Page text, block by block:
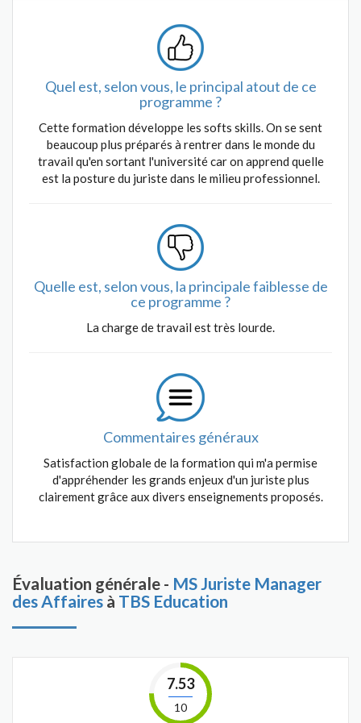
Quel est, selon vous, le principal atout de ce
programme ?
Cette formation développe les softs skills. On se sent
beaucoup plus préparés à rentrer dans le monde du
travail qu'en sortant l'université car on apprend quelle
est la posture du juriste dans le milieu professionnel.
Quelle est, selon vous, la principale faiblesse de
ce programme ?
La charge de travail est très lourde.
Commentaires généraux
Satisfaction globale de la formation qui m'a permise
d'appréhender les grands enjeux d'un juriste plus
clairement grâce aux divers enseignements proposés.
Évaluation générale - MS Juriste Manager
des Affaires à TBS Education
7.53
10